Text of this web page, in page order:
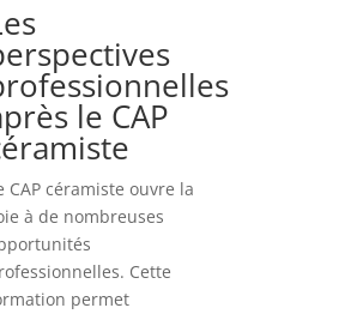
le CAP
CAP céramiste ouvre la
à de nombreuses
Cette
permet